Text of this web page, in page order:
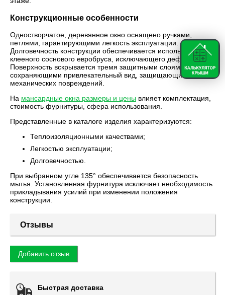
Конструкционные особенности
Одностворчатое, деревянное окно оснащено ручками,
петлями, гарантирующими легкость эксплуатации.
Долговечность конструкции обеспечивается использованием
клееного соснового евробруса, исключающего деформацию.
Поверхность вскрывается тремя защитными слоями лака,
сохраняющими привлекательный вид, защищающими от
механических повреждений.
На мансардные окна размеры и цены влияет комплектация,
стоимость фурнитуры, сфера использования.
Представленные в каталоге изделия характеризуются:
Теплоизоляционными качествами;
Легкостью эксплуатации;
Долговечностью.
При выбранном угле 135° обеспечивается безопасность
мытья. Установленная фурнитура исключает необходимость
прикладывания усилий при изменении положения
конструкции.
Отзывы
Добавить отзыв
Быстрая доставка